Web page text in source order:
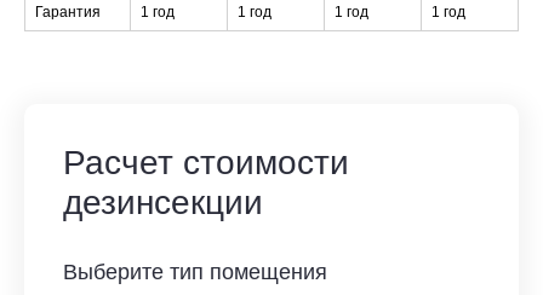
Гарантия 1 год 1 год 1 год 1 год
Расчет стоимости
дезинсекции
Выберите тип помещения